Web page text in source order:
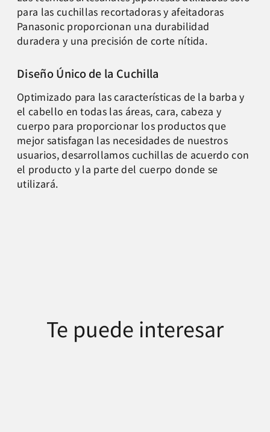
para las cuchillas recortadoras y afeitadoras
Panasonic proporcionan una durabilidad
duradera y una precisiónde corte nítida.
Diseño Único de la Cuchilla
Optimizado para las características de la barba y
el cabello en todas las áreas, cara, cabeza y
cuerpo para proporcionar los productos que
mejor satisfagan las necesidades de nuestros
usuarios, desarrollamos cuchillas de acuerdo con
el producto y la parte del cuerpo donde se
utilizará.
Te puede interesar